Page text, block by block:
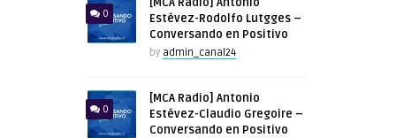
0
Estévez-Rodolfo Lutgges –
Conversando en Positivo
by admin_canal24
0
[MCA Radio] Antonio
Estévez-Claudio Gregoire –
Conversando en Positivo